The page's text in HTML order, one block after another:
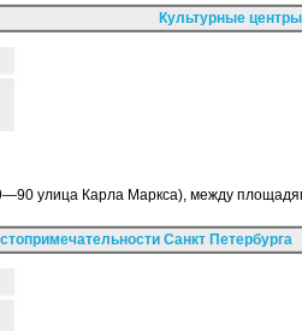
Культурные
улица Карла Маркса), между
Санкт Петербурга